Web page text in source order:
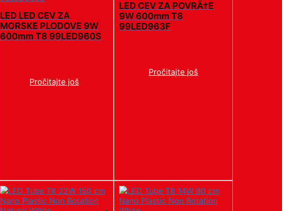
LED LED CEV ZA
MORSKE PLODOVE 9W
600mm T8 99LED960S
Pročitajte još
LED CEV ZA POVRÄ†E
9W 600mm T8
99LED963F
Pročitajte još